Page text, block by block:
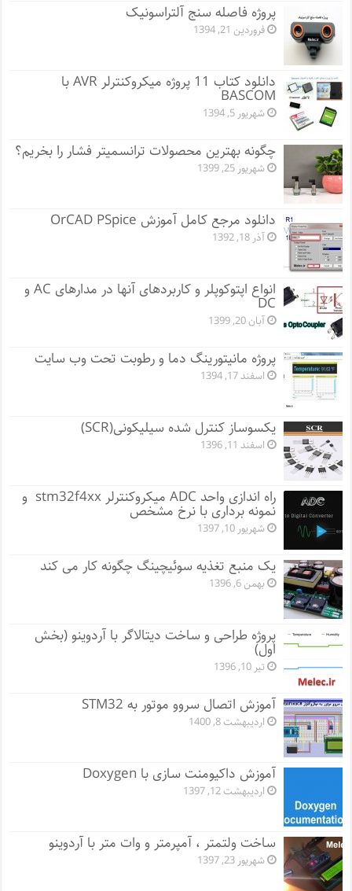
پروژه فاصله سنج آلتراسونیک
فروردین 21, 1394
دانلود کتاب 11 پروژه میکروکنترلر AVR با
BASCOM
شهریور 5, 1394
چگونه بهترین محصولات ترانسمیتر فشار را بخریم؟
شهریور 25, 1399
دانلود مرجع کامل آموزش OrCAD PSpice
آذر 18, 1392
انواع اپتوکوپلر و کاربردهای آنها در مدارهای AC و
DC
آبان 20, 1399
پروژه مانيتورينگ دما و رطوبت تحت وب سایت
اسفند 17, 1394
یکسوساز کنترل شده سیلیکونی(SCR)
اسفند 11, 1396
راه اندازی واحد ADC میکروکنترلر stm32f4xx و
نمونه برداری با نرخ مشخص
شهریور 10, 1397
یک منبع تغذیه سوئیچینگ چگونه کار می کند
بهمن 6, 1396
پروژه طراحی و ساخت دیتالاگر با آردوینو (بخش
اول)
تیر 10, 1396
آموزش اتصال سروو موتور به STM32
اردیبهشت 8, 1400
آموزش داکیومنت سازی با Doxygen
اردیبهشت 12, 1397
ساخت ولتمتر ، آمپرمتر و وات متر با آردوینو
شهریور 23, 1397